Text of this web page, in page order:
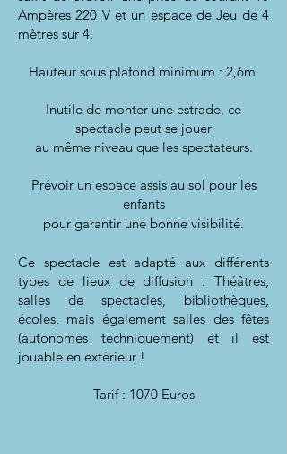
Ampères 220 V et un espace de Jeu de 4
mètres sur 4.
Hauteur sous plafond minimum : 2,6m
Inutile de monter une estrade, ce
spectacle peut se jouer
au même niveau que les spectateurs.
Prévoir un espace assis au sol pour les
enfants
pour garantir une bonne visibilité.
Ce spectacle est adapté aux différents
types de lieux de diffusion : Théâtres,
salles de spectacles, bibliothèques,
écoles, mais également salles des fêtes
(autonomes techniquement) et il est
jouable en extérieur !
Tarif : 1070 Euros